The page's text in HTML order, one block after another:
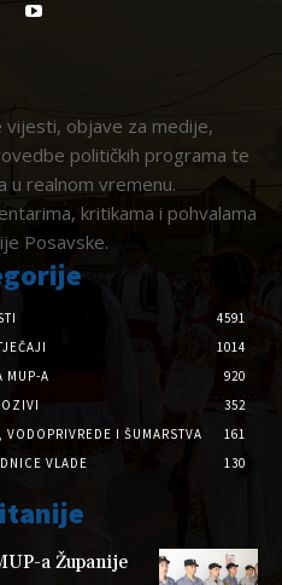
objave za medije,
političkih programa te
u realnom vremenu.
kritikama i pohvalama
Posavske.
4591
1014
MUP-A
920
352
I ŠUMARSTVA
161
VLADE
130
a Županije